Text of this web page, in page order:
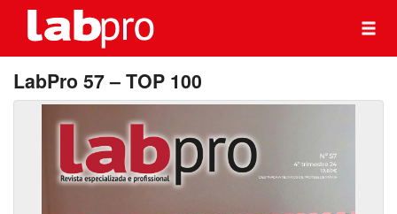
LabPro 57 – TOP 100